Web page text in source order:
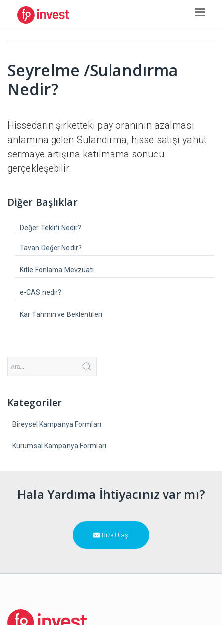
Seyrelme /Sulandırma
Nedir?
Hissedarın şirketteki pay oranının azalması
anlamına gelen Sulandırma, hisse satışı yahut
sermaye artışına katılmama sonucu
gerçekleşebilir.
Diğer Başlıklar
Değer Teklifi Nedir?
Tavan Değer Nedir?
Kitle Fonlama Mevzuatı
e-CAS nedir?
Kar Tahmin ve Beklentileri
Kategoriler
Bireysel Kampanya Formları
Kurumsal Kampanya Formları
Hala Yardıma İhtiyacınız var mı?
Bize Ulaş